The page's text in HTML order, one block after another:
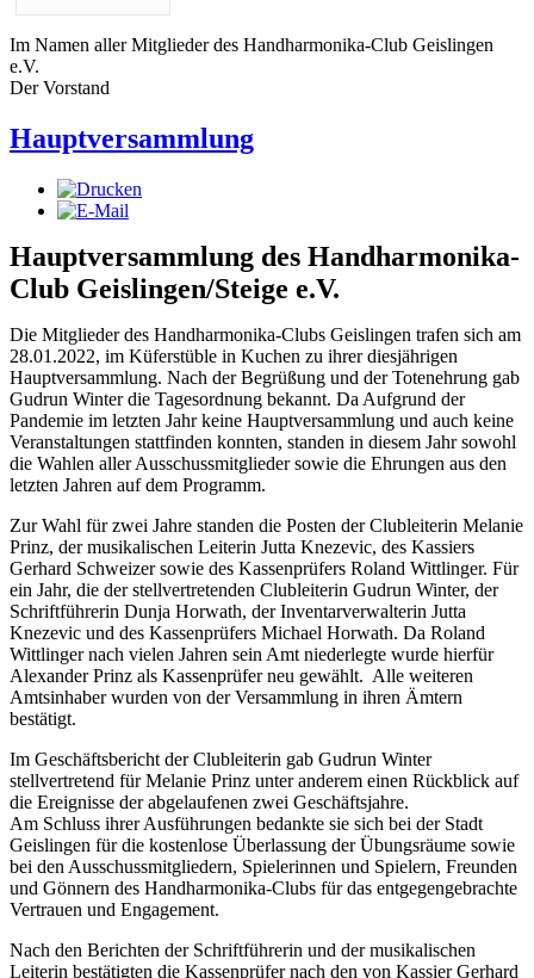
Im Namen aller Mitglieder des Handharmonika-Club Geislingen
e.V.
Der Vorstand
Hauptversammlung
Hauptversammlung des Handharmonika-
Club Geislingen/Steige e.V.
Die Mitglieder des Handharmonika-Clubs Geislingen trafen sich am
28.01.2022, im Küferstüble in Kuchen zu ihrer diesjährigen
Hauptversammlung. Nach der Begrüßung und der Totenehrung gab
Gudrun Winter die Tagesordnung bekannt. Da Aufgrund der
Pandemie im letzten Jahr keine Hauptversammlung und auch keine
Veranstaltungen stattfinden konnten, standen in diesem Jahr sowohl
die Wahlen aller Ausschussmitglieder sowie die Ehrungen aus den
letzten Jahren auf dem Programm.
Zur Wahl für zwei Jahre standen die Posten der Clubleiterin Melanie
Prinz, der musikalischen Leiterin Jutta Knezevic, des Kassiers
Gerhard Schweizer sowie des Kassenprüfers Roland Wittlinger. Für
ein Jahr, die der stellvertretenden Clubleiterin Gudrun Winter, der
Schriftführerin Dunja Horwath, der Inventarverwalterin Jutta
Knezevic und des Kassenprüfers Michael Horwath. Da Roland
Wittlinger nach vielen Jahren sein Amt niederlegte wurde hierfür
Alexander Prinz als Kassenprüfer neu gewählt. Alle weiteren
Amtsinhaber wurden von der Versammlung in ihren Ämtern
bestätigt.
Im Geschäftsbericht der Clubleiterin gab Gudrun Winter
stellvertretend für Melanie Prinz unter anderem einen Rückblick auf
die Ereignisse der abgelaufenen zwei Geschäftsjahre.
Am Schluss ihrer Ausführungen bedankte sie sich bei der Stadt
Geislingen für die kostenlose Überlassung der Übungsräume sowie
bei den Ausschussmitgliedern, Spielerinnen und Spielern, Freunden
und Gönnern des Handharmonika-Clubs für das entgegengebrachte
Vertrauen und Engagement.
Nach den Berichten der Schriftführerin und der musikalischen
Leiterin bestätigten die Kassenprüfer nach den von Kassier Gerhard